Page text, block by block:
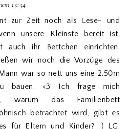
13:34
zur Zeit noch als Lese- und
unsere Kleinste bereit ist,
ihr Bettchen einrichten.
wir noch die Vorzüge des
war so nett uns eine 2,50m
bauen. <3 Ich frage mich
warum das Familienbett
betrachtet wird, gibt es
für Eltern und Kinder? :) LG,